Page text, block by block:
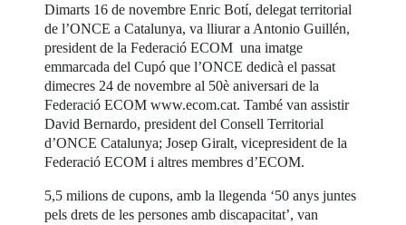
Dimarts 16 de novembre Enric Botí, delegat territorial
de l’ONCE a Catalunya, va lliurar a Antonio Guillén,
president de la Federació ECOM una imatge
emmarcada del Cupó que l’ONCE dedicà el passat
dimecres 24 de novembre al 50è aniversari de la
Federació ECOM www.ecom.cat. També van assistir
David Bernardo, president del Consell Territorial
d’ONCE Catalunya; Josep Giralt, vicepresident de la
Federació ECOM i altres membres d’ECOM.
5,5 milions de cupons, amb la llegenda ‘50 anys juntes
pels drets de les persones amb discapacitat’, van